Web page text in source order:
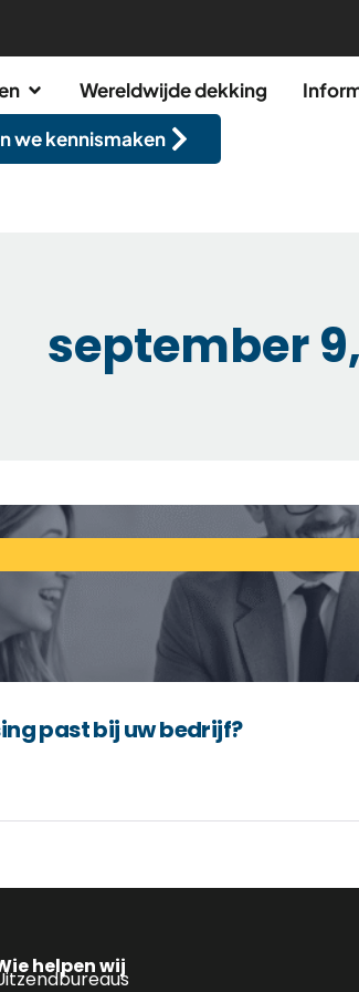
Wereldwijde dekking
we kennismaken
september
past bij uw bedrijf?
helpen wij